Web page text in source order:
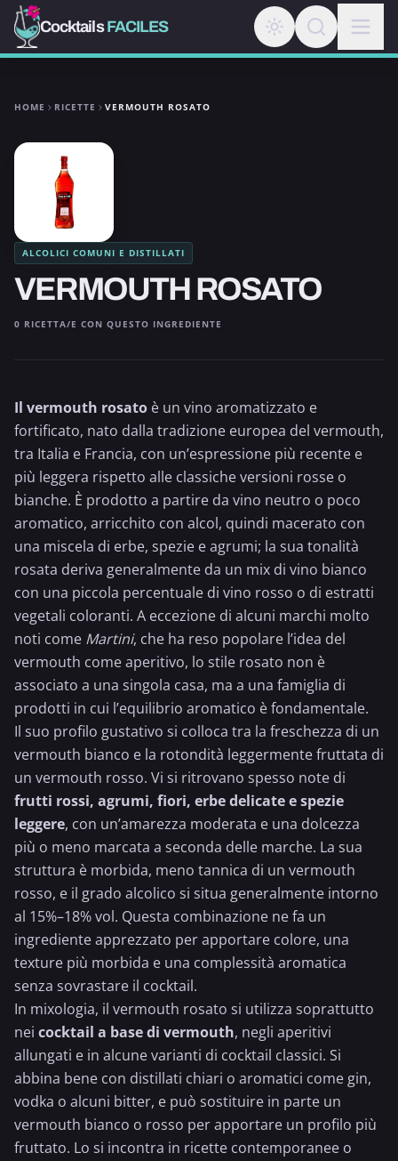
CocktailsFACILES
HOME RICETTE VERMOUTH ROSATO
ALCOLICI COMUNI E DISTILLATI
VERMOUTH ROSATO
0 RICETTA/E CON QUESTO INGREDIENTE
Il vermouth rosato è un vino aromatizzato e
fortificato, nato dalla tradizione europea del vermouth,
tra Italia e Francia, con un’espressione più recente e
più leggera rispetto alle classiche versioni rosse o
bianche. È prodotto a partire da vino neutro o poco
aromatico, arricchito con alcol, quindi macerato con
una miscela di erbe, spezie e agrumi; la sua tonalità
rosata deriva generalmente da un mix di vino bianco
con una piccola percentuale di vino rosso o di estratti
vegetali coloranti. A eccezione di alcuni marchi molto
noti come Martini, che ha reso popolare l’idea del
vermouth come aperitivo, lo stile rosato non è
associato a una singola casa, ma a una famiglia di
prodotti in cui l’equilibrio aromatico è fondamentale.
Il suo profilo gustativo si colloca tra la freschezza di un
vermouth bianco e la rotondità leggermente fruttata di
un vermouth rosso. Vi si ritrovano spesso note di
frutti rossi, agrumi, fiori, erbe delicate e spezie
leggere, con un’amarezza moderata e una dolcezza
più o meno marcata a seconda delle marche. La sua
struttura è morbida, meno tannica di un vermouth
rosso, e il grado alcolico si situa generalmente intorno
al 15%–18% vol. Questa combinazione ne fa un
ingrediente apprezzato per apportare colore, una
texture più morbida e una complessità aromatica
senza sovrastare il cocktail.
In mixologia, il vermouth rosato si utilizza soprattutto
nei cocktail a base di vermouth, negli aperitivi
allungati e in alcune varianti di cocktail classici. Si
abbina bene con distillati chiari o aromatici come gin,
vodka o alcuni bitter, e può sostituire in parte un
vermouth bianco o rosso per apportare un profilo più
fruttato. Lo si incontra in ricette contemporanee o